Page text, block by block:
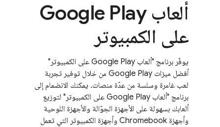
ألعاب Google Play
على الكمبيوتر
يوفّر برنامج "ألعاب Google Play على الكمبيوتر"
أفضل ميزات Google Play من خلال توفير تجربة
لعب غامرة وسلسة من عدّة منصات. يمكنك الانضمام إلى
برنامج "ألعاب Google Play على الكمبيوتر" لتوزيع
ألعابك بسهولة على الأجهزة الجوّالة والأجهزة اللوحية
وأجهزة Chromebook وأجهزة الكمبيوتر التي تعمل